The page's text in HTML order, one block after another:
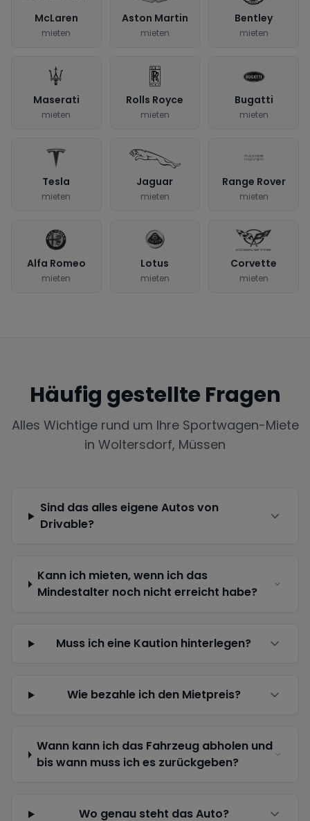
McLaren
mieten
Aston Martin
mieten
Bentley
mieten
Maserati
mieten
Rolls Royce
mieten
Bugatti
mieten
Tesla
mieten
Jaguar
mieten
Range Rover
mieten
Alfa Romeo
mieten
Lotus
mieten
Corvette
mieten
Häufig gestellte Fragen
Alles Wichtige rund um Ihre Sportwagen-Miete
in Woltersdorf, Müssen
Sind das alles eigene Autos von
Drivable?
Kann ich mieten, wenn ich das
Mindestalter noch nicht erreicht habe?
Muss ich eine Kaution hinterlegen?
Wie bezahle ich den Mietpreis?
Wann kann ich das Fahrzeug abholen und
bis wann muss ich es zurückgeben?
Wo genau steht das Auto?